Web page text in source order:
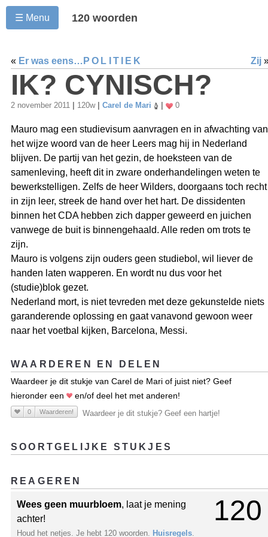
☰ Menu 120 woorden
« Er was eens… Zij
POLITIEK
IK? CYNISCH?
2 november 2011 120w Carel de Mari 0
Mauro mag een studievisum aanvragen en in afwachting van
het wijze woord van de heer Leers mag hij in Nederland
blijven. De partij van het gezin, de hoeksteen van de
samenleving, heeft dit in zware onderhandelingen weten te
bewerkstelligen. Zelfs de heer Wilders, doorgaans toch recht
in zijn leer, streek de hand over het hart. De dissidenten
binnen het CDA hebben zich dapper geweerd en juichen
vanwege de buit is binnengehaald. Alle reden om trots te
zijn.
Mauro is volgens zijn ouders geen studiebol, wil liever de
handen laten wapperen. En wordt nu dus voor het
(studie)blok gezet.
Nederland mort, is niet tevreden met deze gekunstelde niets
garanderende oplossing en gaat vanavond gewoon weer
naar het voetbal kijken, Barcelona, Messi.
WAARDEREN EN DELEN
Waardeer je dit stukje van Carel de Mari of juist niet? Geef
hieronder een
en/of deel het met anderen!
0 Waarderen! Waardeer je dit stukje? Geef een hartje!
SOORTGELIJKE STUKJES
REAGEREN
120
Wees geen muurbloem, laat je mening
achter!
Houd het netjes. Je hebt 120 woorden. Huisregels